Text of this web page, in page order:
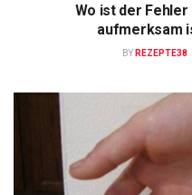
Wo ist der Fehler
aufmerksam
BY REZEPTE38